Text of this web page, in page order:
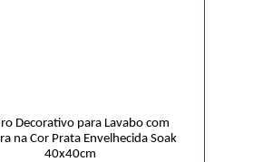
Decorativo para Lavabo com
na Cor Prata Envelhecida Soak
40x40cm